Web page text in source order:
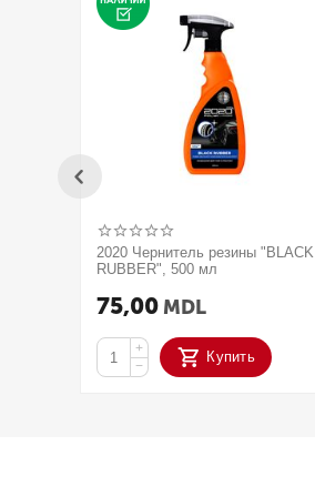
2020 Чернитель резины "BLACK
RUBBER", 500 мл
75,00 MDL
+
−
Купить